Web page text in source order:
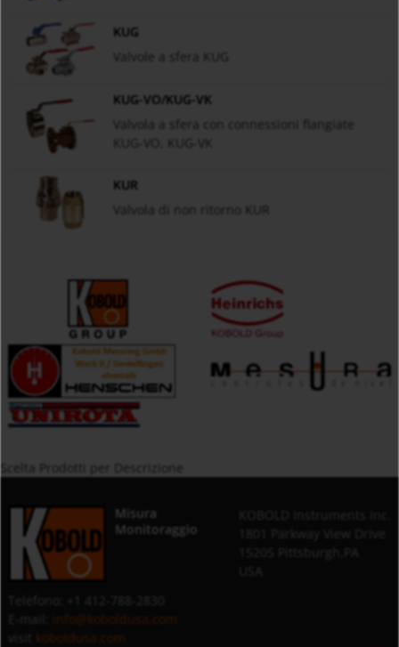
KUG
Valvole a sfera KUG
KUG-VO/KUG-VK
Valvola a sfera con connessioni flangiate
KUG-VO, KUG-VK
KUR
Valvola di non ritorno KUR
Misura
Monitoraggio
info@koboldusa.com
koboldusa.com